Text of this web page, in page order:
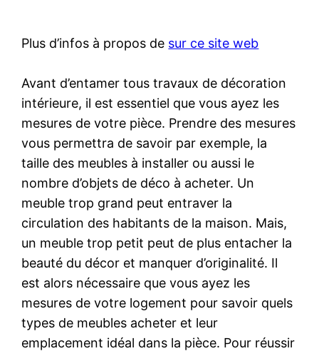
Plus d’infos à propos de sur ce site web
Avant d’entamer tous travaux de décoration
intérieure, il est essentiel que vous ayez les
mesures de votre pièce. Prendre des mesures
vous permettra de savoir par exemple, la
taille des meubles à installer ou aussi le
nombre d’objets de déco à acheter. Un
meuble trop grand peut entraver la
circulation des habitants de la maison. Mais,
un meuble trop petit peut de plus entacher la
beauté du décor et manquer d’originalité. Il
est alors nécessaire que vous ayez les
mesures de votre logement pour savoir quels
types de meubles acheter et leur
emplacement idéal dans la pièce. Pour réussir